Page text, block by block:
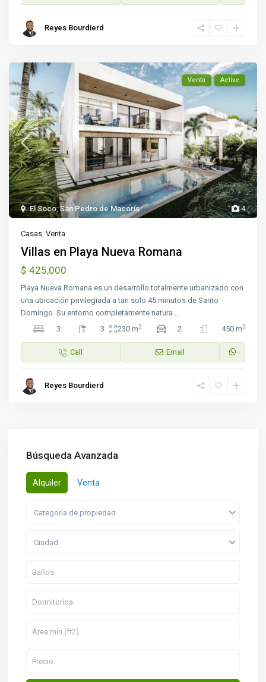
Reyes Bourdierd
4
El Soco,San Pedro de Macorís
Venta Active
Casas,Venta
Villas en Playa Nueva Romana
$ 425,000
Playa Nueva Romana es un desarrollo totalmente urbanizado con
una ubicación privilegiada a tan solo 45 minutos de Santo
Domingo. Su entorno completamente natura ...
3
3 230 m2 2 450 m2
Call Email
Reyes Bourdierd
Búsqueda Avanzada
Alquiler Venta
Categoría de propiedad
Ciudad